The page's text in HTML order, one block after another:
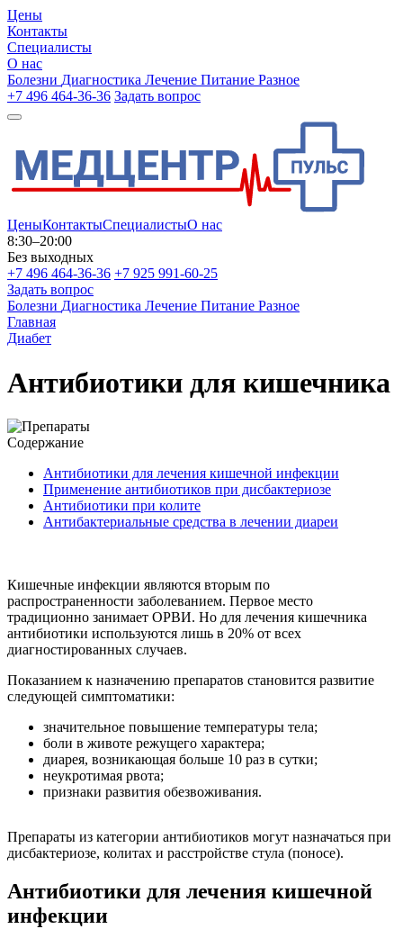
Цены
Контакты
Специалисты
О нас
Болезни Диагностика Лечение Питание Разное
+7 496 464-36-36 Задать вопрос
ЦеныКонтактыСпециалистыО нас
8:30–20:00
Без выходных
+7 496 464-36-36 +7 925 991-60-25
Задать вопрос
Болезни Диагностика Лечение Питание Разное
Главная
Диабет
Антибиотики для кишечника
Содержание
Антибиотики для лечения кишечной инфекции
Применение антибиотиков при дисбактериозе
Антибиотики при колите
Антибактериальные средства в лечении диареи
Кишечные инфекции являются вторым по
распространенности заболеванием. Первое место
традиционно занимает ОРВИ. Но для лечения кишечника
антибиотики используются лишь в 20% от всех
диагностированных случаев.
Показанием к назначению препаратов становится развитие
следующей симптоматики:
значительное повышение температуры тела;
боли в животе режущего характера;
диарея, возникающая больше 10 раз в сутки;
неукротимая рвота;
признаки развития обезвоживания.
Препараты из категории антибиотиков могут назначаться при
дисбактериозе, колитах и расстройстве стула (поносе).
Антибиотики для лечения кишечной
инфекции